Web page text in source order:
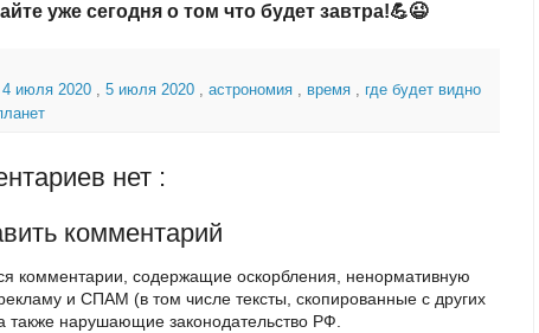
уже сегодня о том что будет завтра!💪😉
4 июля 2020 , 5 июля 2020 , астрономия , время , где будет видно
нет :
комментарий
комментарии, содержащие оскорбления, ненормативную
и СПАМ (в том числе тексты, скопированные с других
также нарушающие законодательство РФ.